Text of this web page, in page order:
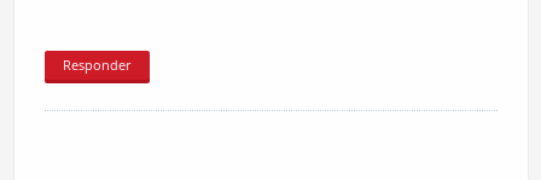
Responder